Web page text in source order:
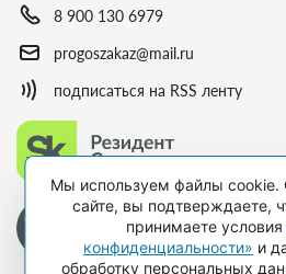
8 900 130 6979
progoszakaz@mail.ru
подписаться на RSS ленту
Мы используем файлы cookie.
сайте, вы подтверждаете,
принимаете условия
конфиденциальности» и
обработку персональных